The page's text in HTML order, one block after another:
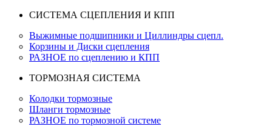
СИСТЕМА СЦЕПЛЕНИЯ И КПП
Выжимные подшипники и Циллиндры сцепл.
Корзины и Диски сцепления
РАЗНОЕ по сцеплению и КПП
ТОРМОЗНАЯ СИСТЕМА
Колодки тормозные
Шланги тормозные
РАЗНОЕ по тормозной системе